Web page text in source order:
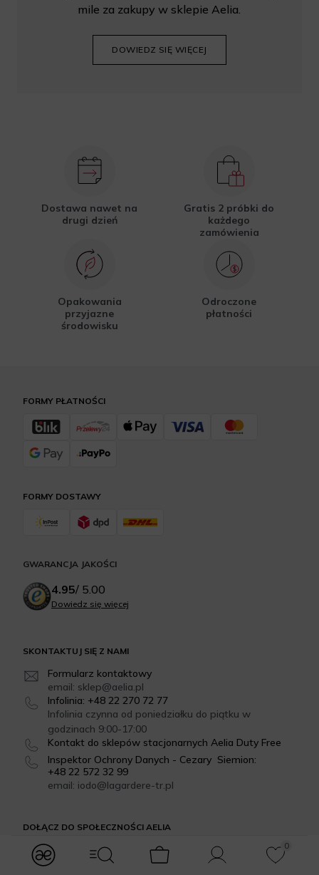
modules.Navbar.menuLabels.logo
modules.Navbar.menuLabels.menuWithSearch
Koszyk Konto
0
Ulubione
mile za zakupy w sklepie Aelia.
DOWIEDZ SIĘ WIĘCEJ
Dostawa nawet na
drugi dzień
Gratis 2 próbki do
każdego
zamówienia
Opakowania
przyjazne
środowisku
Odroczone
płatności
DOŁĄCZ DO SPOŁECZNOŚCI AELIA
Facebook
Instagram
SKONTAKTUJ SIĘ Z NAMI
Formularz kontaktowy
email: sklep@aelia.pl
Infolinia: +48 22 270 72 77
Infolinia czynna od poniedziałku do piątku w
godzinach 9:00-17:00
Kontakt do sklepów stacjonarnych Aelia Duty Free
Inspektor Ochrony Danych - Cezary Siemion:
+48 22 572 32 99
email: iodo@lagardere-tr.pl
FORMY DOSTAWY
FORMY PŁATNOŚCI
GWARANCJA JAKOŚCI
4.95/ 5.00
Dowiedz się więcej